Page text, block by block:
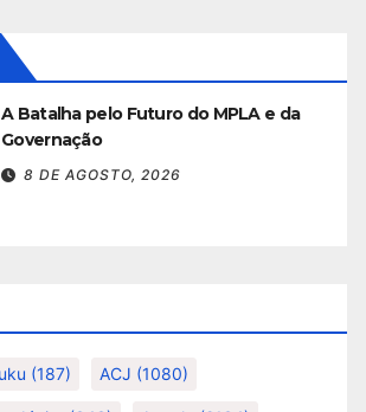
A Batalha pelo Futuro do MPLA e da
Governação
8 DE AGOSTO, 2026
(187) ACJ (1080)